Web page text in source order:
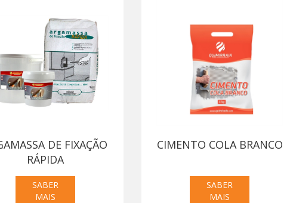
DE FIXAÇÃO
RÁPIDA
SABER
MAIS
CIMENTO COLA BRANCO
SABER
MAIS